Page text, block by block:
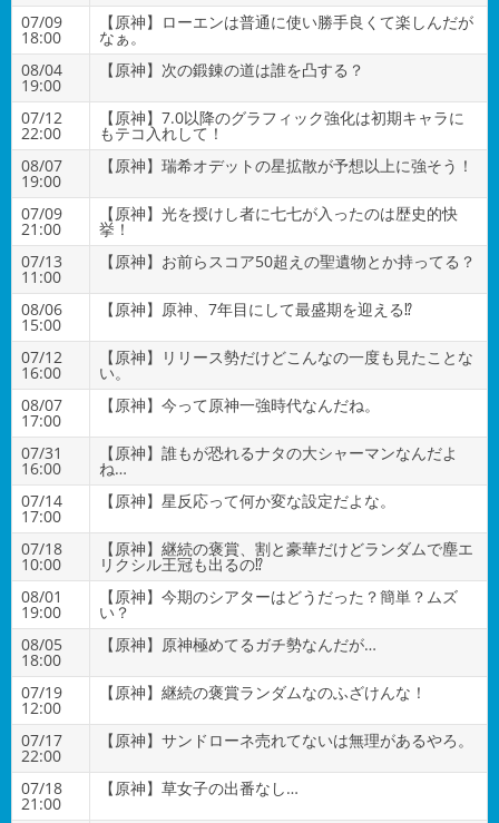
07/09
18:00
【原神】ローエンは普通に使い勝手良くて楽しんだが
なぁ。
08/04
19:00
【原神】次の鍛錬の道は誰を凸する？
07/12
22:00
【原神】7.0以降のグラフィック強化は初期キャラに
もテコ入れして！
08/07
19:00
【原神】瑞希オデットの星拡散が予想以上に強そう！
07/09
21:00
【原神】光を授けし者に七七が入ったのは歴史的快
挙！
07/13
11:00
【原神】お前らスコア50超えの聖遺物とか持ってる？
08/06
15:00
【原神】原神、7年目にして最盛期を迎える⁉
07/12
16:00
【原神】リリース勢だけどこんなの一度も見たことな
い。
08/07
17:00
【原神】今って原神一強時代なんだね。
07/31
16:00
【原神】誰もが恐れるナタの大シャーマンなんだよ
ね…
07/14
17:00
【原神】星反応って何か変な設定だよな。
07/18
10:00
【原神】継続の褒賞、割と豪華だけどランダムで塵エ
リクシル王冠も出るの⁉
08/01
19:00
【原神】今期のシアターはどうだった？簡単？ムズ
い？
08/05
18:00
【原神】原神極めてるガチ勢なんだが…
07/19
12:00
【原神】継続の褒賞ランダムなのふざけんな！
07/17
22:00
【原神】サンドローネ売れてないは無理があるやろ。
07/18
21:00
【原神】草女子の出番なし…